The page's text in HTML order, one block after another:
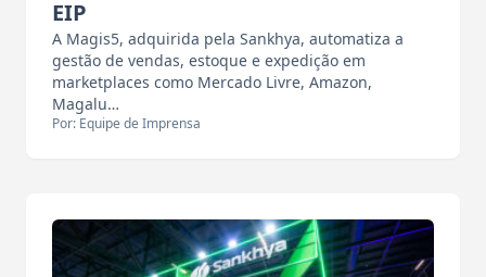
EIP
A Magis5, adquirida pela Sankhya, automatiza a
gestão de vendas, estoque e expedição em
marketplaces como Mercado Livre, Amazon,
Magalu…
Por: Equipe de Imprensa